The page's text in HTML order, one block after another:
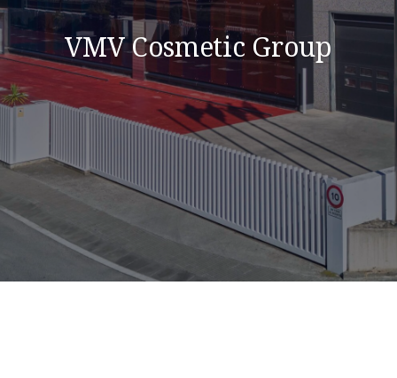
VMV Cosmetic Group